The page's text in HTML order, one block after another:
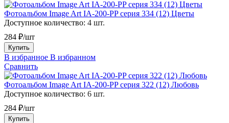
Фотоальбом Image Art IA-200-PP серия 334 (12) Цветы
Доступное количество: 4 шт.
284 ₽/шт
Купить
В избранное В избранном
Сравнить
Фотоальбом Image Art IA-200-PP серия 322 (12) Любовь
Доступное количество: 6 шт.
284 ₽/шт
Купить